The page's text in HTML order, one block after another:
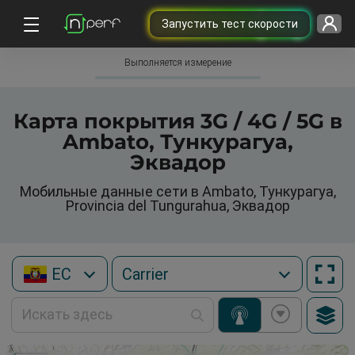
Запустить тест скорости
Выполняется измерение
Карта покрытия 3G / 4G / 5G в
Ambato, Тункурагуа,
Эквадор
Мобильные данные сети в Ambato, Тункурагуа,
Provincia del Tungurahua, Эквадор
EC